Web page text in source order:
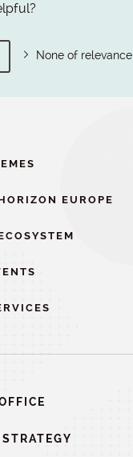
None of relevance
EUROPE